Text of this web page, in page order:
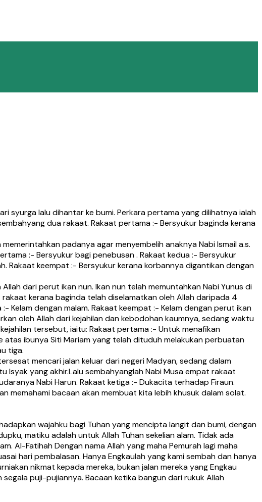
syurga lalu dihantar ke bumi. Perkara pertama yang dilihatnya ialah
dua rakaat. Rakaat pertama :- Bersyukur baginda kerana
padanya agar menyembelih anaknya Nabi Ismail a.s.
:- Bersyukur bagi penebusan . Rakaat kedua :- Bersyukur
Rakaat keempat :- Bersyukur kerana korbannya digantikan dengan
dari perut ikan nun. Ikan nun telah memuntahkan Nabi Yunus di
kerana baginda telah diselamatkan oleh Allah daripada 4
Kelam dengan malam. Rakaat keempat :- Kelam dengan perut ikan
oleh Allah dari kejahilan dan kebodohan kaumnya, sedang waktu
tersebut, iaitu: Rakaat pertama :- Untuk menafikan
atas ibunya Siti Mariam yang telah dituduh melakukan perbuatan
tiga.
mencari jalan keluar dari negeri Madyan, sedang dalam
yang akhir.Lalu sembahyanglah Nabi Musa empat rakaat
Nabi Harun. Rakaat ketiga :- Dukacita terhadap Firaun.
memahami bacaan akan membuat kita lebih khusuk dalam solat.
wajahku bagi Tuhan yang mencipta langit dan bumi, dengan
matiku adalah untuk Allah Tuhan sekelian alam. Tidak ada
Al-Fatihah Dengan nama Allah yang maha Pemurah lagi maha
hari pembalasan. Hanya Engkaulah yang kami sembah dan hanya
nikmat kepada mereka, bukan jalan mereka yang Engkau
puji-pujiannya. Bacaan ketika bangun dari rukuk Allah